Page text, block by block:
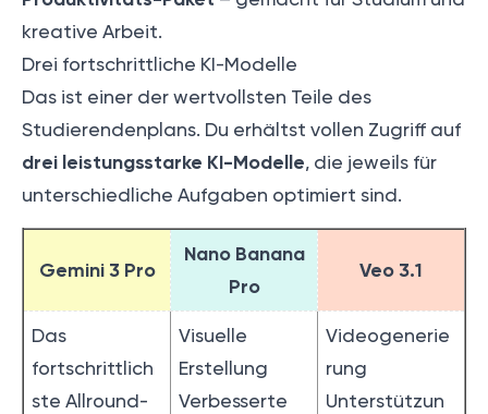
kreative Arbeit.
Drei fortschrittliche KI-Modelle
Das ist einer der wertvollsten Teile des
Studierendenplans. Du erhältst vollen Zugriff auf
drei leistungsstarke KI-Modelle, die jeweils für
unterschiedliche Aufgaben optimiert sind.
Gemini 3 Pro
Nano Banana
Pro
Veo 3.1
Das
fortschrittlich
ste Allround-
Visuelle
Erstellung
Verbesserte
Videogenerie
rung
Unterstützun